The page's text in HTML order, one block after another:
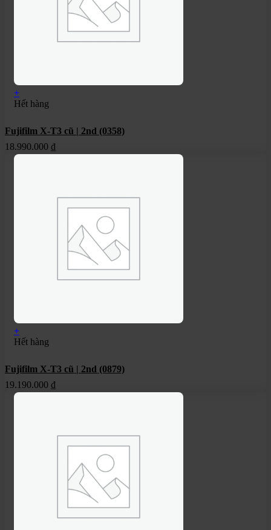
+
Hết hàng
Fujifilm X-T3 cũ | 2nd (0358)
18.990.000 ₫
+
Hết hàng
Fujifilm X-T3 cũ | 2nd (0879)
19.190.000 ₫